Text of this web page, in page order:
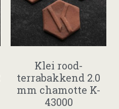
Klei rood-
terrabakkend 2.0
mm chamotte K-
43000